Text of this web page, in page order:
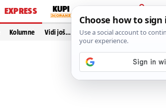
EXPRESS
PRIJAVA
Kolumne Vidi još…